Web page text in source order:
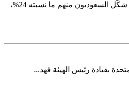
كشفت الهيئة العامة للإحصاء اليوم في نشرتها عن إحصاءات العمرة للربع الأول من عام 2025 والتي أشارت نتائجها إلى أن إجمالي عدد المعتمرين بلغ 15,222,497 معتمرًا، شكّل السعوديون منهم ما نسبته 24%،
بقيادة رئيس الهيئة فهد...